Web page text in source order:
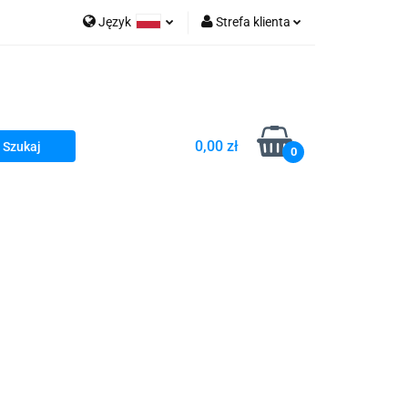
Język Strefa klienta
Dodaj zgłoszenie
Zgody cookies
0,00 zł 0
Sea of Spa